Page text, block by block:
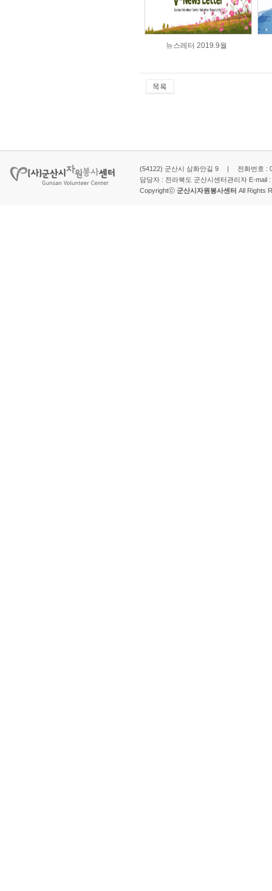
뉴스레터 2019.9월
(54122) 군산시 삼화안길 9 | 전화번호 :
담당자 : 전라북도 군산시센터관리자 E-mail :
Copyrightⓒ 군산시자원봉사센터 All Rights